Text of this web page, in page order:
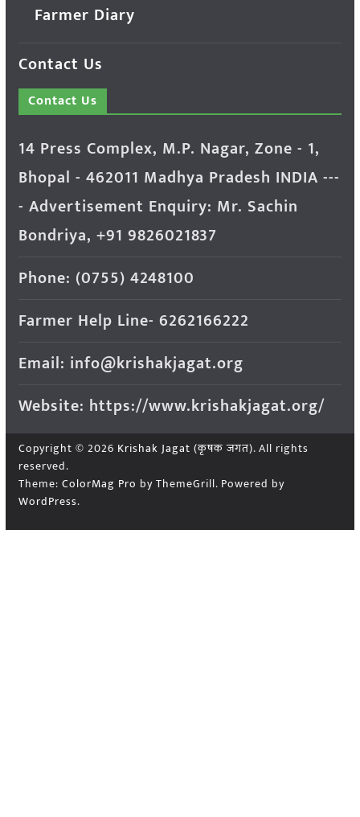
Farmer Diary
Contact Us
Contact Us
14 Press Complex, M.P. Nagar, Zone - 1,
Bhopal - 462011 Madhya Pradesh INDIA ---
- Advertisement Enquiry: Mr. Sachin
Bondriya, +91 9826021837
Phone: (0755) 4248100
Farmer Help Line- 6262166222
Email: info@krishakjagat.org
Website: https://www.krishakjagat.org/
Copyright © 2026 Krishak Jagat (कृषक जगत). All rights
reserved.
Theme: ColorMag Pro by ThemeGrill. Powered by
WordPress.